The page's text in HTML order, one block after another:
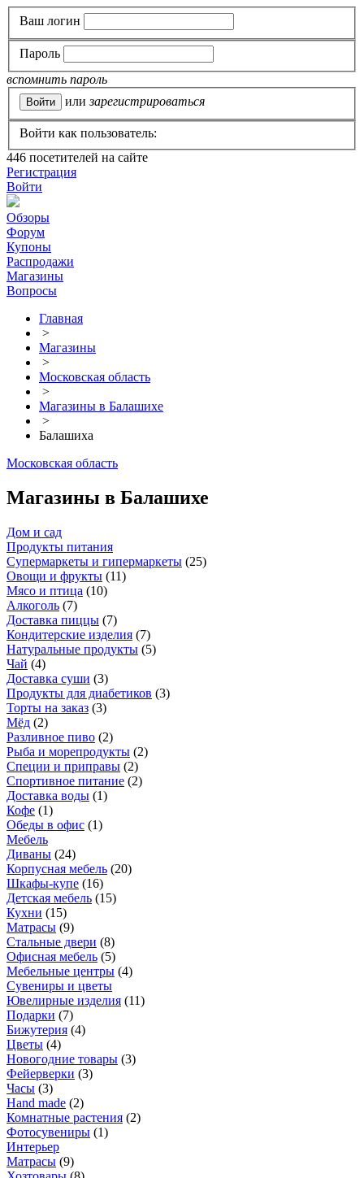
Ваш логин
Пароль
вспомнить пароль
или зарегистрироваться
Войти как пользователь:
446 посетителей на сайте
Регистрация
Войти
Обзоры
Форум
Купоны
Распродажи
Магазины
Вопросы
Главная
>
Магазины
>
Московская область
>
Магазины в Балашихе
>
Балашиха
Московская область
Магазины в Балашихе
Дом и сад
Продукты питания
Супермаркеты и гипермаркеты (25)
Овощи и фрукты (11)
Мясо и птица (10)
Алкоголь (7)
Доставка пиццы (7)
Кондитерские изделия (7)
Натуральные продукты (5)
Чай (4)
Доставка суши (3)
Продукты для диабетиков (3)
Торты на заказ (3)
Мёд (2)
Разливное пиво (2)
Рыба и морепродукты (2)
Специи и приправы (2)
Спортивное питание (2)
Доставка воды (1)
Кофе (1)
Обеды в офис (1)
Мебель
Диваны (24)
Корпусная мебель (20)
Шкафы-купе (16)
Детская мебель (15)
Кухни (15)
Матрасы (9)
Стальные двери (8)
Офисная мебель (5)
Мебельные центры (4)
Сувениры и цветы
Ювелирные изделия (11)
Подарки (7)
Бижутерия (4)
Цветы (4)
Новогодние товары (3)
Фейерверки (3)
Часы (3)
Hand made (2)
Комнатные растения (2)
Фотосувениры (1)
Интерьер
Матрасы (9)